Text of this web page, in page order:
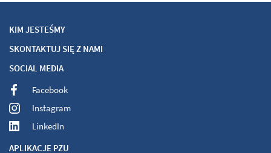
KIM JESTEŚMY
SKONTAKTUJ SIĘ Z NAMI
SOCIAL MEDIA
Facebook
Instagram
LinkedIn
APLIKACJE PZU